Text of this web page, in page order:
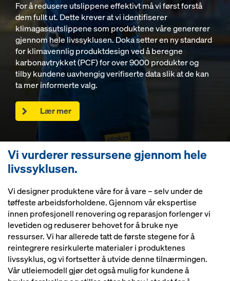
For å redusere utslippene effektivt må vi først forstå
dem fullt ut. Dette krever at vi identifiserer
klimagassutslippene som produktene våre genererer
gjennom hele livssyklusen. Doka setter en ny standard
for klimavennlig produktdesign ved å beregne
karbonavtrykket (PCF) for over 9000 produkter og
tilby kundene uavhengig verifiserte data slik at de kan
ta mer informerte valg.
Lær mer
Vi vurderer ressursene gjennom hele
livssyklusen.
Vi designer produktene våre for å vare – selv under de
tøffeste arbeidsforholdene. Gjennom vår ekspertise
innen profesjonell renovering og reparasjon forlenger vi
levetiden og reduserer behovet for å bruke nye
ressurser. Vi har allerede tatt de første stegene for å
reintegrere resirkulerte materialer i produktenes
livssyklus, og vi fortsetter å utvide denne tilnærmingen.
Vår utleiemodell gjør det også mulig for kundene å